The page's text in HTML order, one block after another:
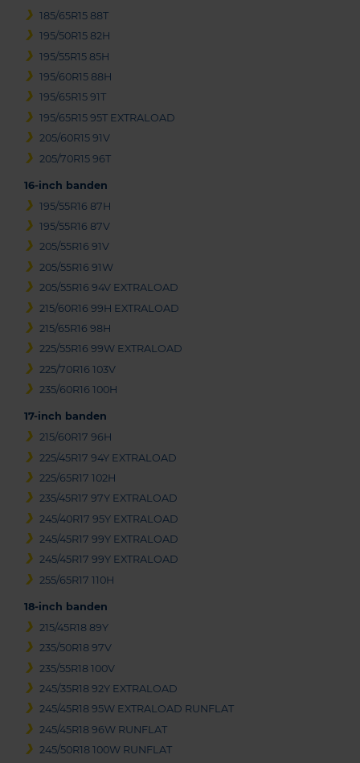
185/65R15 88T
195/50R15 82H
195/55R15 85H
195/60R15 88H
195/65R15 91T
195/65R15 95T EXTRALOAD
205/60R15 91V
205/70R15 96T
16-inch banden
195/55R16 87H
195/55R16 87V
205/55R16 91V
205/55R16 91W
205/55R16 94V EXTRALOAD
215/60R16 99H EXTRALOAD
215/65R16 98H
225/55R16 99W EXTRALOAD
225/70R16 103V
235/60R16 100H
17-inch banden
215/60R17 96H
225/45R17 94Y EXTRALOAD
225/65R17 102H
235/45R17 97Y EXTRALOAD
245/40R17 95Y EXTRALOAD
245/45R17 99Y EXTRALOAD
245/45R17 99Y EXTRALOAD
255/65R17 110H
18-inch banden
215/45R18 89Y
235/50R18 97V
235/55R18 100V
245/35R18 92Y EXTRALOAD
245/45R18 95W EXTRALOAD RUNFLAT
245/45R18 96W RUNFLAT
245/50R18 100W RUNFLAT